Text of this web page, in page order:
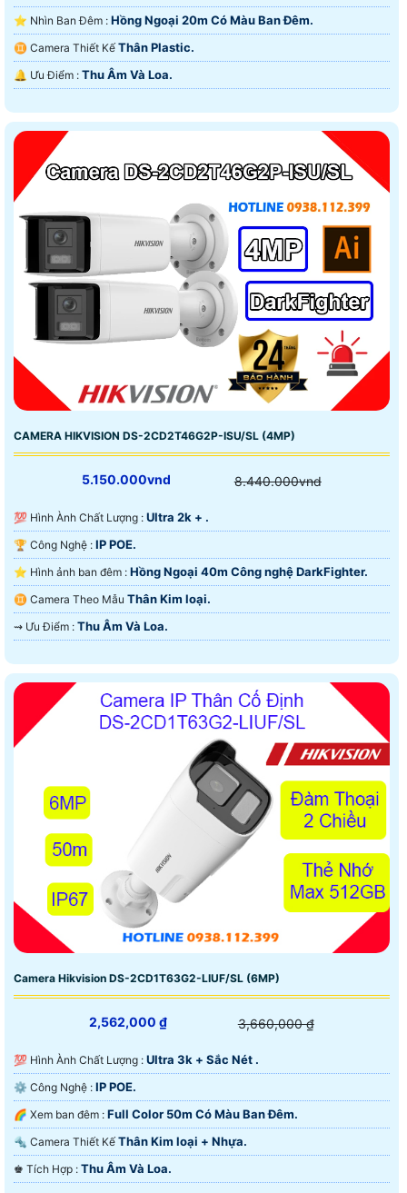
⭐ Nhìn Ban Đêm : Hồng Ngoại 20m Có Màu Ban Ðêm.
♊ Camera Thiết Kế Thân Plastic.
️🔔 Ưu Điểm : Thu Âm Và Loa.
CAMERA HIKVISION DS-2CD2T46G2P-ISU/SL (4MP)
5.150.000vnd 8.440.000vnd
💯 Hình Ành Chất Lượng : Ultra 2k + .
🏆 Công Nghệ : IP POE.
⭐ Hình ảnh ban đêm : Hồng Ngoại 40m Công nghệ DarkFighter.
♊ Camera Theo Mẫu Thân Kim loại.
️⇝ Ưu Điểm : Thu Âm Và Loa.
Camera Hikvision DS-2CD1T63G2-LIUF/SL (6MP)
2,562,000 ₫ 3,660,000 ₫
💯 Hình Ành Chất Lượng : Ultra 3k + Sắc Nét .
⚙ Công Nghệ : IP POE.
🌈 Xem ban đêm : Full Color 50m Có Màu Ban Ðêm.
🔩 Camera Thiết Kế Thân Kim loại + Nhựa.
️♚ Tích Hợp : Thu Âm Và Loa.